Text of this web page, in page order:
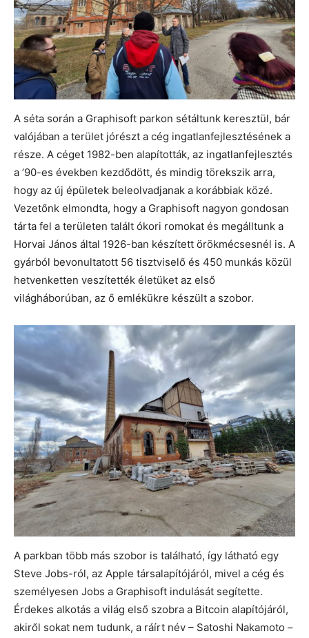
A séta során a Graphisoft parkon sétáltunk keresztül, bár
valójában a terület jórészt a cég ingatlanfejlesztésének a
része. A céget 1982-ben alapították, az ingatlanfejlesztés
a ’90-es években kezdődött, és mindig törekszik arra,
hogy az új épületek beleolvadjanak a korábbiak közé.
Vezetőnk elmondta, hogy a Graphisoft nagyon gondosan
tárta fel a területen talált ókori romokat és megálltunk a
Horvai János által 1926-ban készített örökmécsesnél is. A
gyárból bevonultatott 56 tisztviselő és 450 munkás közül
hetvenketten veszítették életüket az első
világháborúban, az ő emlékükre készült a szobor.
A parkban több más szobor is található, így látható egy
Steve Jobs-ról, az Apple társalapítójáról, mivel a cég és
személyesen Jobs a Graphisoft indulását segítette.
Érdekes alkotás a világ első szobra a Bitcoin alapítójáról,
akiről sokat nem tudunk, a ráírt név – Satoshi Nakamoto –